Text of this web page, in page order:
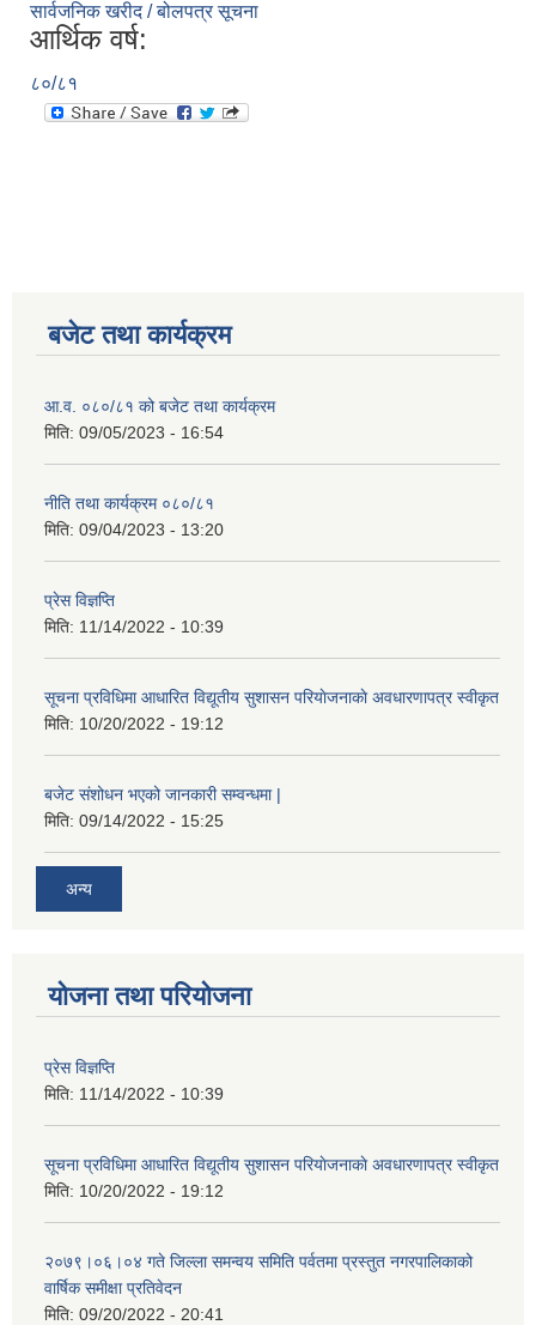
सार्वजनिक खरीद / बोलपत्र सूचना
आर्थिक वर्ष:
८०/८१
बजेट तथा कार्यक्रम
आ.व. ०८०/८१ को बजेट तथा कार्यक्रम
मिति: 09/05/2023 - 16:54
नीति तथा कार्यक्रम ०८०/८१
मिति: 09/04/2023 - 13:20
प्रेस विज्ञप्ति
मिति: 11/14/2022 - 10:39
सूचना प्रविधिमा आधारित विद्यूतीय सुशासन परियाेजनाकाे अवधारणापत्र स्वीकृत
मिति: 10/20/2022 - 19:12
बजेट संशोधन भएको जानकारी सम्वन्धमा |
मिति: 09/14/2022 - 15:25
अन्य
योजना तथा परियोजना
प्रेस विज्ञप्ति
मिति: 11/14/2022 - 10:39
सूचना प्रविधिमा आधारित विद्यूतीय सुशासन परियाेजनाकाे अवधारणापत्र स्वीकृत
मिति: 10/20/2022 - 19:12
२०७९।०६।०४ गते जिल्ला समन्वय समिति पर्वतमा प्रस्तुत नगरपालिकाको
वार्षिक समीक्षा प्रतिवेदन
मिति: 09/20/2022 - 20:41